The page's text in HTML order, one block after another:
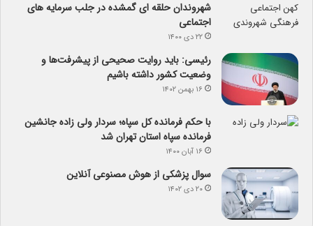
شهروندان حلقه ای گمشده در جلب سرمایه های
اجتماعی
۲۲ دی ۱۴۰۰
رئیسی: باید روایت صحیحی از پیشرفت‌ها و
وضعیت کشور داشته باشیم
۱۶ بهمن ۱۴۰۲
با حکم فرمانده کل سپاه؛ سردار ولی زاده جانشین
فرمانده سپاه استان تهران شد
۱۶ آبان ۱۴۰۰
سوال پزشکی از هوش مصنوعی آنلاین
۲۰ دی ۱۴۰۲